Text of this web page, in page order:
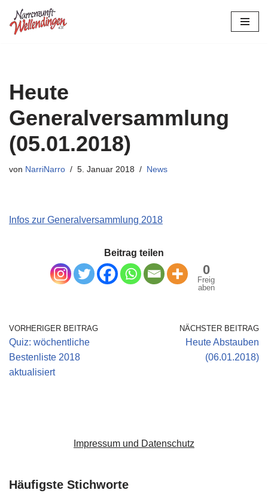
Zum
Heute
Generalversammlung
(05.01.2018)
von NarriNarro 5. Januar 2018 News
Infos zur Generalversammlung 2018
Beitrag teilen
0
Freig
aben
VORHERIGER BEITRAG
Quiz: wöchentliche
Bestenliste 2018
aktualisiert
NÄCHSTER BEITRAG
Heute Abstauben
(06.01.2018)
Impressum und Datenschutz
Häufigste Stichworte